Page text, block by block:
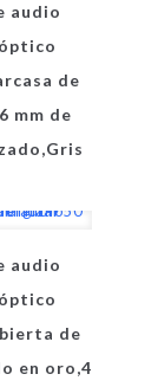
audio
de
mm de
audio
de
en oro,4